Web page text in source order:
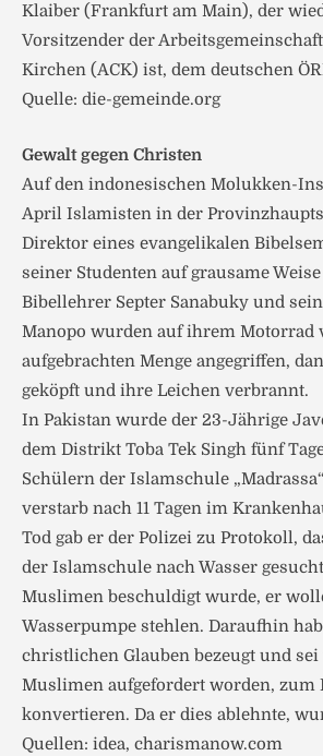
Klaiber (Frankfurt am Main), der
Vorsitzender der
Kirchen (ACK) ist, dem deutschen
Quelle: die-gemeinde.org
Gewalt gegen Christen
Auf den indonesischen Molukken-
April Islamisten in der
Direktor eines evangelikalen
seiner Studenten auf grausame
Bibellehrer Septer Sanabuky und
Manopo wurden auf ihrem Motorrad
aufgebrachten Menge angegriffen,
geköpft und ihre Leichen verbrannt.
In Pakistan wurde der 23-Jährige
dem Distrikt Toba Tek Singh fünf
Schülern der Islamschule
verstarb nach 11 Tagen im
Tod gab er der Polizei zu Protokoll,
der Islamschule nach Wasser
Muslimen beschuldigt wurde, er
Wasserpumpe stehlen. Daraufhin
christlichen Glauben bezeugt und
Muslimen aufgefordert worden, zum
konvertieren. Da er dies ablehnte,
Quellen: idea, charismanow.com